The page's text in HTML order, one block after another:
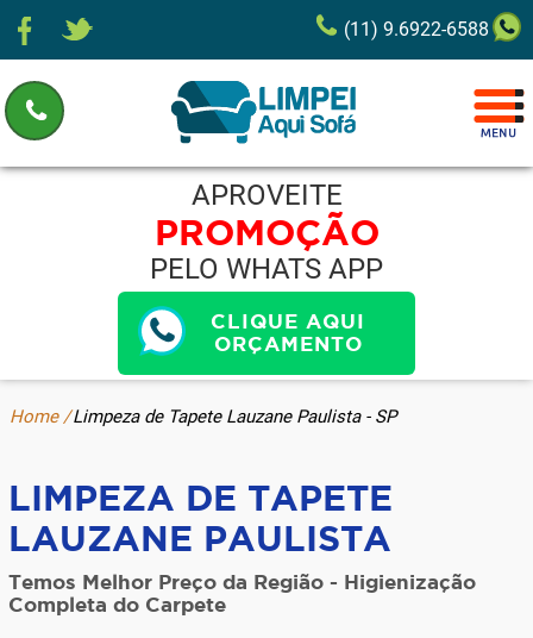
(11) 9.6922-6588
APROVEITE
PROMOÇÃO
PELO WHATS APP
CLIQUE AQUI
ORÇAMENTO
Home /Limpeza de Tapete Lauzane Paulista - SP
LIMPEZA DE TAPETE
LAUZANE PAULISTA
Temos Melhor Preço da Região - Higienização
Completa do Carpete